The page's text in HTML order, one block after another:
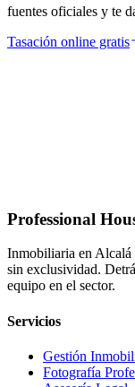
fuentes oficiales y te
Tasación online gratis
Professional
Inmobiliaria en Alcalá
sin exclusividad.
equipo en el sector.
Servicios
Gestión
Fotografía